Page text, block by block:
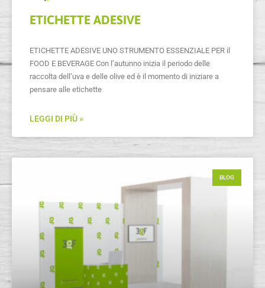
ETICHETTE ADESIVE
ETICHETTE ADESIVE UNO STRUMENTO ESSENZIALE PER il
FOOD E BEVERAGE Con l’autunno inizia il periodo delle
raccolta dell’uva e delle olive ed è il momento di iniziare a
pensare alle etichette
LEGGI DI PIÙ »
BLOG